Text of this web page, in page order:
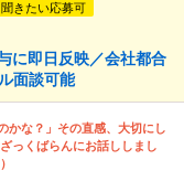
きたい応募可
に即日反映／会社都合
面談可能
かな？」その直感、大切にし
っくばらんにお話ししまし